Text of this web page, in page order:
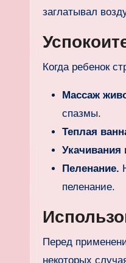
заглатывал
Когда ребенок
Массаж
спазмы.
Теплая
Укачивания
Пеленание.
пеленание.
Перед
некоторых